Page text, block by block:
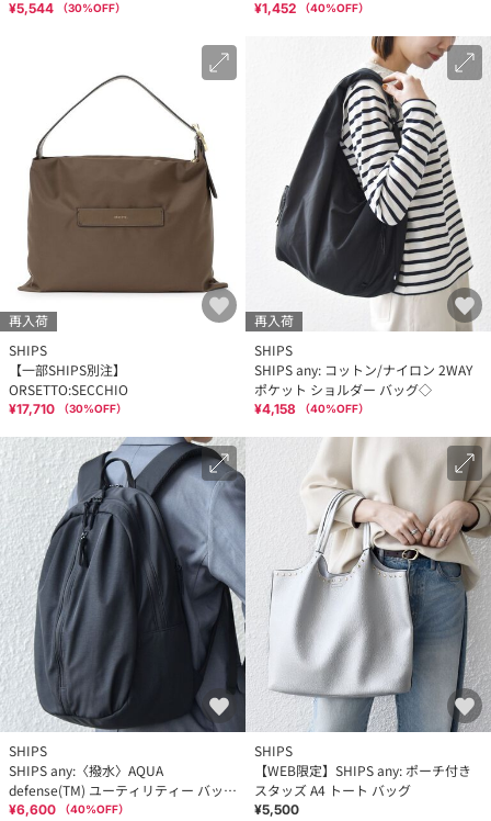
¥5,544 （30%OFF） ¥1,452 （40%OFF）
再入荷
SHIPS
【一部SHIPS別注】
ORSETTO:SECCHIO
¥17,710 （30%OFF）
再入荷
SHIPS
SHIPS any: コットン/ナイロン 2WAY
ポケット ショルダー バッグ◇
¥4,158 （40%OFF）
SHIPS
SHIPS any:〈撥水〉AQUA
defense(TM) ユーティリティー バック
パック◇
¥6,600 （40%OFF）
SHIPS
【WEB限定】SHIPS any: ポーチ付き
スタッズ A4 トート バッグ
¥5,500